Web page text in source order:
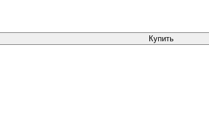
Купить